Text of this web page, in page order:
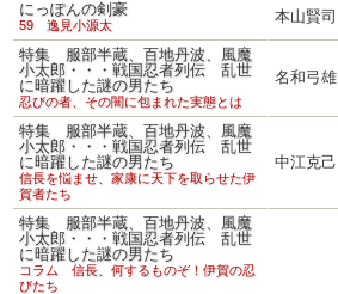
にっぽんの剣豪
59 逸見小源太 本山賢司
特集 服部半蔵、百地丹波、風魔
小太郎・・・戦国忍者列伝 乱世
に暗躍した謎の男たち
忍びの者、その闇に包まれた実態とは
名和弓雄
特集 服部半蔵、百地丹波、風魔
小太郎・・・戦国忍者列伝 乱世
に暗躍した謎の男たち
信長を悩ませ、家康に天下を取らせた伊
賀者たち
中江克己
特集 服部半蔵、百地丹波、風魔
小太郎・・・戦国忍者列伝 乱世
に暗躍した謎の男たち
コラム 信長、何するものぞ！伊賀の忍
びたち